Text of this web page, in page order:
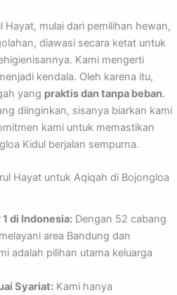
Hayat, mulai dari pemilihan hewan,
diawasi secara ketat untuk
Kami mengerti
kendala. Oleh karena itu,
yang praktis dan tanpa beban.
diinginkan, sisanya biarkan kami
kami untuk memastikan
Kidul berjalan sempurna.
Hayat untuk Aqiqah di Bojongloa
di Indonesia:Dengan 52 cabang
area Bandung dan
adalah pilihan utama keluarga
Syariat:Kami hanya